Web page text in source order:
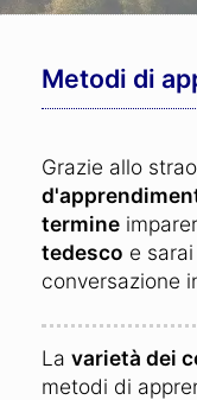
Metodi di
Grazie allo
termine
tedesco e
conversazione
La varietà dei
metodi di